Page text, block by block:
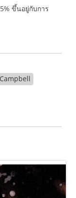
ขึ้นอยู่กับการ